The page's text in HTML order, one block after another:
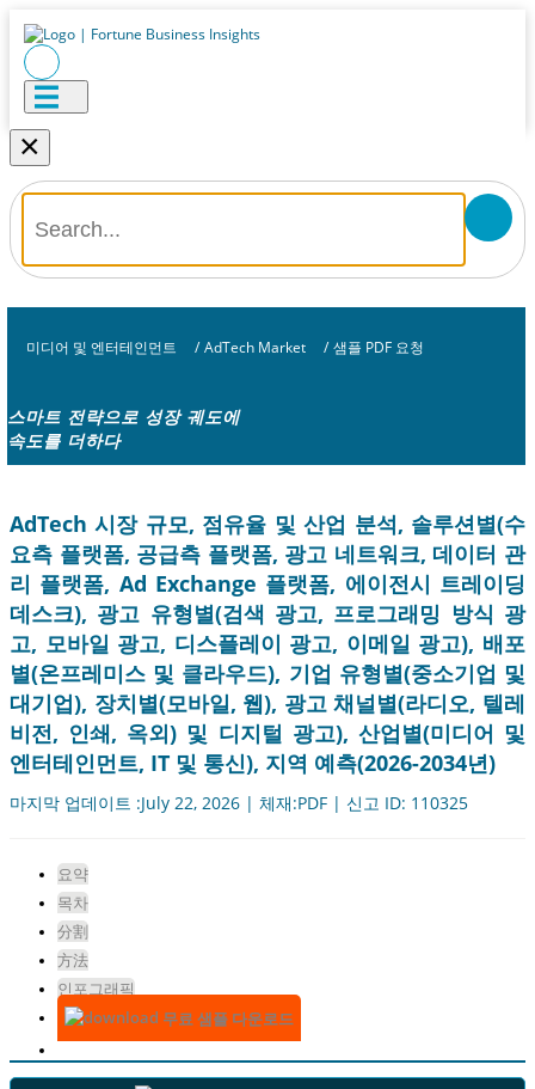
×
미디어 및 엔터테인먼트 / AdTech Market / 샘플 PDF 요청
스마트 전략으로 성장 궤도에
속도를 더하다
AdTech 시장 규모, 점유율 및 산업 분석, 솔루션별(수
요측 플랫폼, 공급측 플랫폼, 광고 네트워크, 데이터 관
리 플랫폼, Ad Exchange 플랫폼, 에이전시 트레이딩
데스크), 광고 유형별(검색 광고, 프로그래밍 방식 광
고, 모바일 광고, 디스플레이 광고, 이메일 광고), 배포
별(온프레미스 및 클라우드), 기업 유형별(중소기업 및
대기업), 장치별(모바일, 웹), 광고 채널별(라디오, 텔레
비전, 인쇄, 옥외) 및 디지털 광고), 산업별(미디어 및
엔터테인먼트, IT 및 통신), 지역 예측(2026-2034년)
마지막 업데이트 :July 22, 2026 | 체재:PDF | 신고 ID: 110325
요약
목차
分割
方法
인포그래픽
무료 샘플 다운로드